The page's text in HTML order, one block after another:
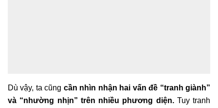
Dù vậy, ta cũng cần nhìn nhận hai vấn đề “tranh giành”
và “nhường nhịn” trên nhiều phương diện.Tuy tranh